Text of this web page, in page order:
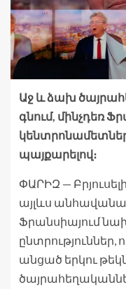
Աջ և ձախ
գնում, մինչդեռ
պայքարելով։
ՓԱՐԻԶ —
այլևս
Ֆրանսիայում
ընտրություններ,
անցած երկու